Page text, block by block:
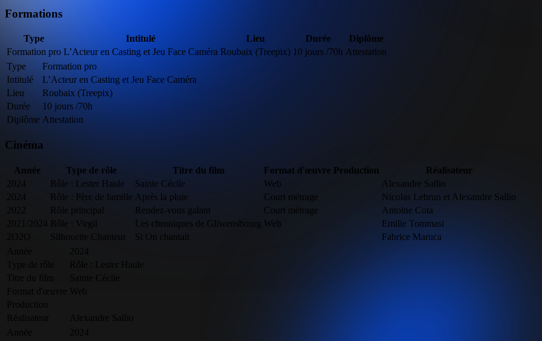
Formations
Type Intitulé Lieu Durée
Diplôme
Formation pro L’Acteur en Casting et Jeu Face Caméra Roubaix (Treepix) 10 jours /70h Attestation
Type
Formation pro
Intitulé
L’Acteur en Casting et Jeu Face Caméra
Lieu
Roubaix (Treepix)
Durée
10 jours /70h
Diplôme Attestation
Cinéma
Année Type de rôle Titre du film Format d'œuvre Production
Réalisateur
2024
Rôle : Lester Haule Sainte Cécile Web
Alexandre Sallio
2024
Rôle : Père de famille Après la pluie Court métrage
Nicolas Lebrun et Alexandre Sallio
2022
Rôle principal Rendez-vous galant Court métrage
Antoine Cota
2021/2024
Rôle : Virgil Les chroniques de Gliwensbourg Web
Emilie Tommasi
Silhouette Chanteur Si On chantait
Fabrice Maruca